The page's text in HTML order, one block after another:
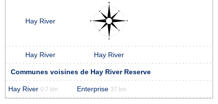
Hay River
Hay River Hay River
Communes voisines de Hay River Reserve
Hay River 0.7 km Enterprise 37 km